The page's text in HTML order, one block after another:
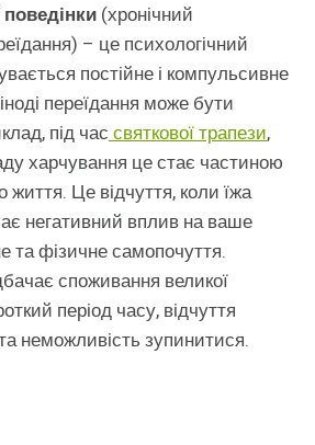
(хронічний
– це психологічний
постійне і компульсивне
переїдання може бути
під чассвяткової трапези,
харчування це стає частиною
Це відчуття, коли їжа
негативний вплив на ваше
та фізичне самопочуття.
споживання великої
період часу, відчуття
неможливість зупинитися.